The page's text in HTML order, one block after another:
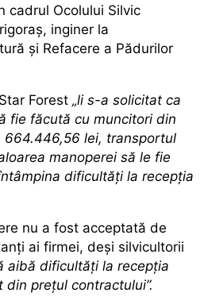
cadrul Ocolului Silvic
inginer la
şi Refacere a Pădurilor
Forest„li s-a solicitat ca
fie făcută cu muncitori din
664.446,56 lei, transportul
manoperei să le fie
dificultăţi la recepţia
nu a fost acceptată de
ai firmei, deși silvicultorii
aibă dificultăţi la recepţia
preţul contractului”.